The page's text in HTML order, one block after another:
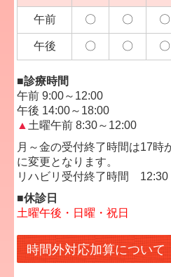
午前 〇 〇 〇
午後 〇 〇 〇
■診療時間
午前 9:00～12:00
午後 14:00～18:00
▲土曜午前 8:30～12:00
月～金の受付終了時間は17時
に変更となります。
リハビリ受付終了時間 12:30
■休診日
土曜午後・日曜・祝日
時間外対応加算について